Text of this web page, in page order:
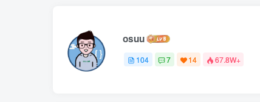
osuu
104 7 14 67.8W+